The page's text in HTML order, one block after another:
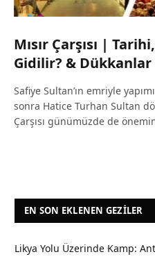
Mısır Çarşısı |
Gidilir? & Dükkanlar
Safiye Sultan’ın emriyle
sonra Hatice Turhan Sultan
Çarşısı günümüzde de
EN SON EKLENEN GEZILER
Likya Yolu Üzerinde Kamp: